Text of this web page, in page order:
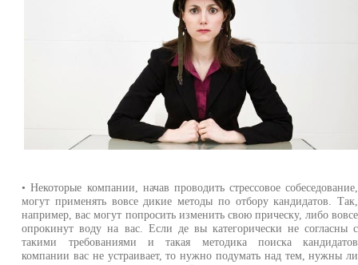
• Некоторые компании, начав проводить стрессовое собеседование,
могут применять вовсе дикие методы по отбору кандидатов. Так,
например, вас могут попросить изменить свою прическу, либо вовсе
опрокинут воду на вас. Если де вы категорически не согласны с
такими требованиями и такая методика поиска кандидатов
компании вас не устраивает, то нужно подумать над тем, нужны ли